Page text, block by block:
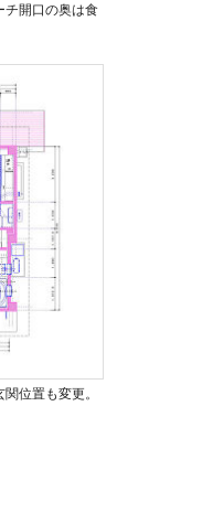
チ開口の奥は食
位置も変更。